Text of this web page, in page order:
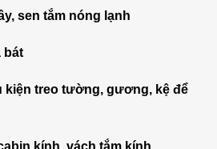
sen tắm nóng lạnh
bát
kiện treo tường, gương, kệ để
kính, vách tắm kính